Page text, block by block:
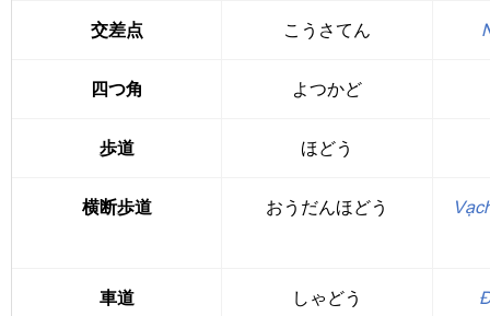
交差点 こうさてん
四つ角 よつかど
歩道 ほどう
横断歩道 おうだんほどう
車道 しゃどう